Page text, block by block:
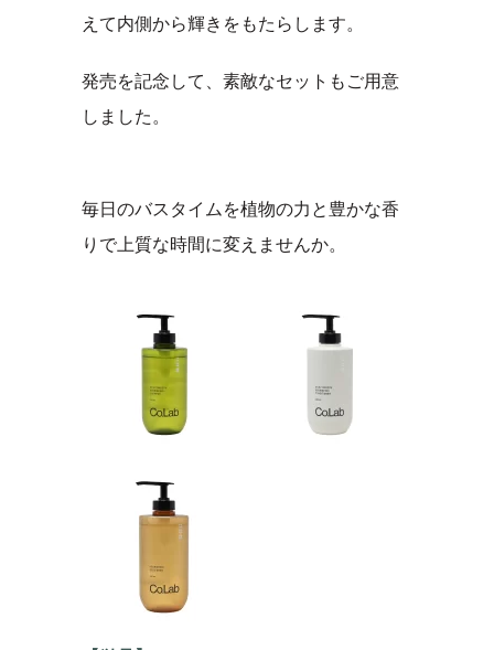
えて内側から輝きをもたらします。
発売を記念して、素敵なセットもご用意
しました。
毎日のバスタイムを植物の力と豊かな香
りで上質な時間に変えませんか。